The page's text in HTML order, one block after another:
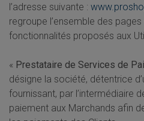
l’adresse suivante :
regroupe l’ensemble des
fonctionnalités proposés aux
« Prestataire de Services de
désigne la société, détentrice
fournissant, par l’intermédiaire
paiement aux Marchands afin